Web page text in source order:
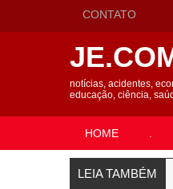
CONTATO
notícias, acidentes,
educação, ciência,
HOME
LEIA TAMBÉM